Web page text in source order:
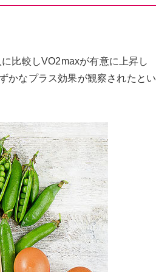
比較しVO2maxが有意に上昇し
かなプラス効果が観察されたとい